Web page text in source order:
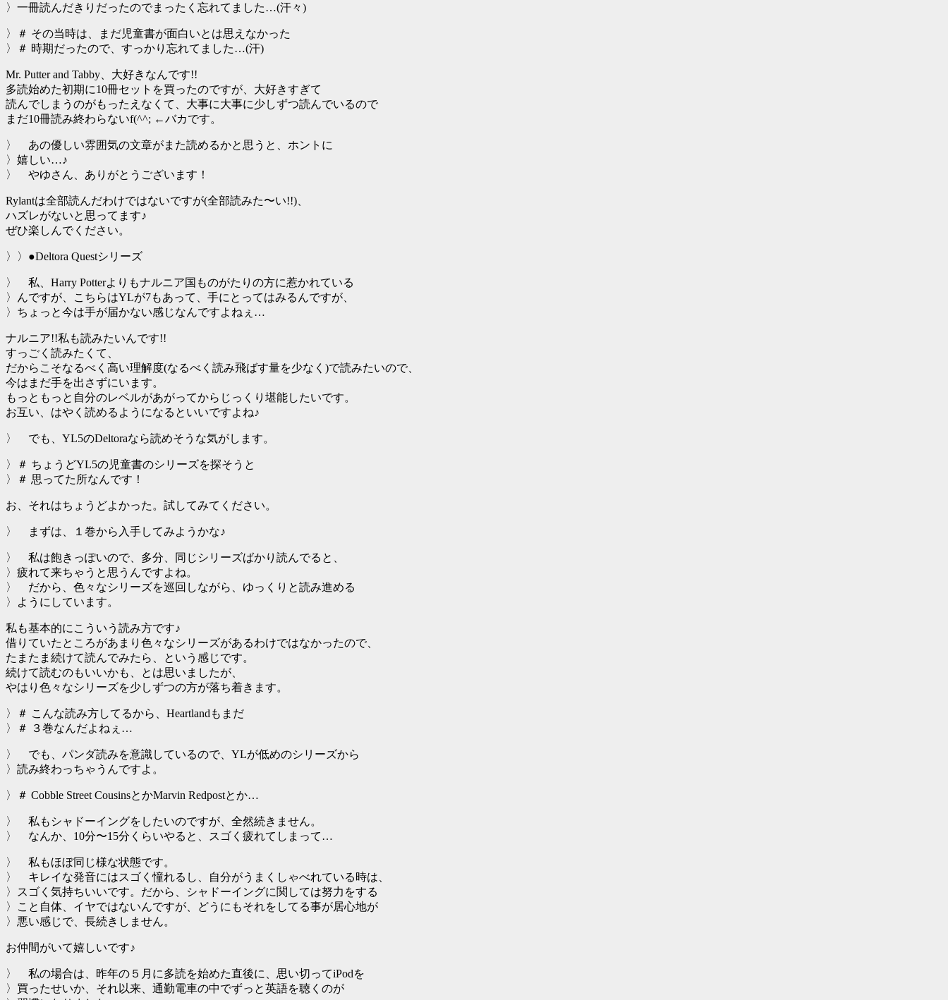
〉一冊読んだきりだったのでまったく忘れてました…(汗々)
〉＃ その当時は、まだ児童書が面白いとは思えなかった
〉＃ 時期だったので、すっかり忘れてました…(汗)
Mr. Putter and Tabby、大好きなんです!!
多読始めた初期に10冊セットを買ったのですが、大好きすぎて
読んでしまうのがもったえなくて、大事に大事に少しずつ読んでいるので
まだ10冊読み終わらないf(^^; ←バカです。
〉 あの優しい雰囲気の文章がまた読めるかと思うと、ホントに
〉嬉しい…♪
〉 やゆさん、ありがとうございます！
Rylantは全部読んだわけではないですが(全部読みた〜い!!)、
ハズレがないと思ってます♪
ぜひ楽しんでください。
〉〉●Deltora Questシリーズ
〉 私、Harry Potterよりもナルニア国ものがたりの方に惹かれている
〉んですが、こちらはYLが7もあって、手にとってはみるんですが、
〉ちょっと今は手が届かない感じなんですよねぇ…
ナルニア!!私も読みたいんです!!
すっごく読みたくて、
だからこそなるべく高い理解度(なるべく読み飛ばす量を少なく)で読みたいので、
今はまだ手を出さずにいます。
もっともっと自分のレベルがあがってからじっくり堪能したいです。
お互い、はやく読めるようになるといいですよね♪
〉 でも、YL5のDeltoraなら読めそうな気がします。
〉＃ ちょうどYL5の児童書のシリーズを探そうと
〉＃ 思ってた所なんです！
お、それはちょうどよかった。試してみてください。
〉 まずは、１巻から入手してみようかな♪
〉 私は飽きっぽいので、多分、同じシリーズばかり読んでると、
〉疲れて来ちゃうと思うんですよね。
〉 だから、色々なシリーズを巡回しながら、ゆっくりと読み進める
〉ようにしています。
私も基本的にこういう読み方です♪
借りていたところがあまり色々なシリーズがあるわけではなかったので、
たまたま続けて読んでみたら、という感じです。
続けて読むのもいいかも、とは思いましたが、
やはり色々なシリーズを少しずつの方が落ち着きます。
〉＃ こんな読み方してるから、Heartlandもまだ
〉＃ ３巻なんだよねぇ…
〉 でも、パンダ読みを意識しているので、YLが低めのシリーズから
〉読み終わっちゃうんですよ。
〉＃ Cobble Street CousinsとかMarvin Redpostとか…
〉 私もシャドーイングをしたいのですが、全然続きません。
〉 なんか、10分〜15分くらいやると、スゴく疲れてしまって…
〉 私もほぼ同じ様な状態です。
〉 キレイな発音にはスゴく憧れるし、自分がうまくしゃべれている時は、
〉スゴく気持ちいいです。だから、シャドーイングに関しては努力をする
〉こと自体、イヤではないんですが、どうにもそれをしてる事が居心地が
〉悪い感じで、長続きしません。
お仲間がいて嬉しいです♪
〉 私の場合は、昨年の５月に多読を始めた直後に、思い切ってiPodを
〉買ったせいか、それ以来、通勤電車の中でずっと英語を聴くのが